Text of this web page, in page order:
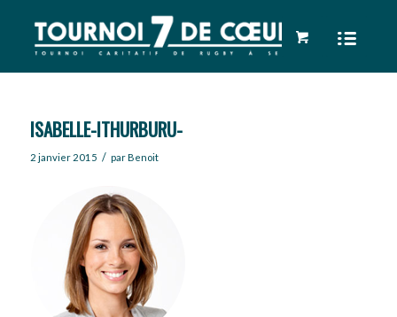
ISABELLE-ITHURBURU-
2 janvier 2015 / parBenoit